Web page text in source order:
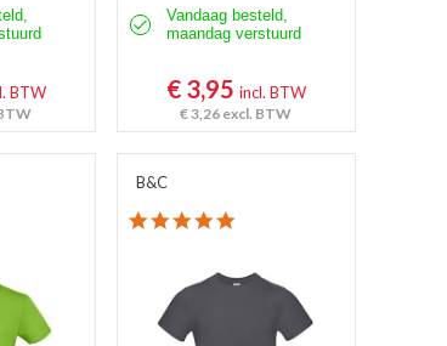
BTW
Vandaag besteld,
maandag verstuurd
€ 3,95 incl. BTW
€ 3,26 excl. BTW
B&C
4.8 star rating